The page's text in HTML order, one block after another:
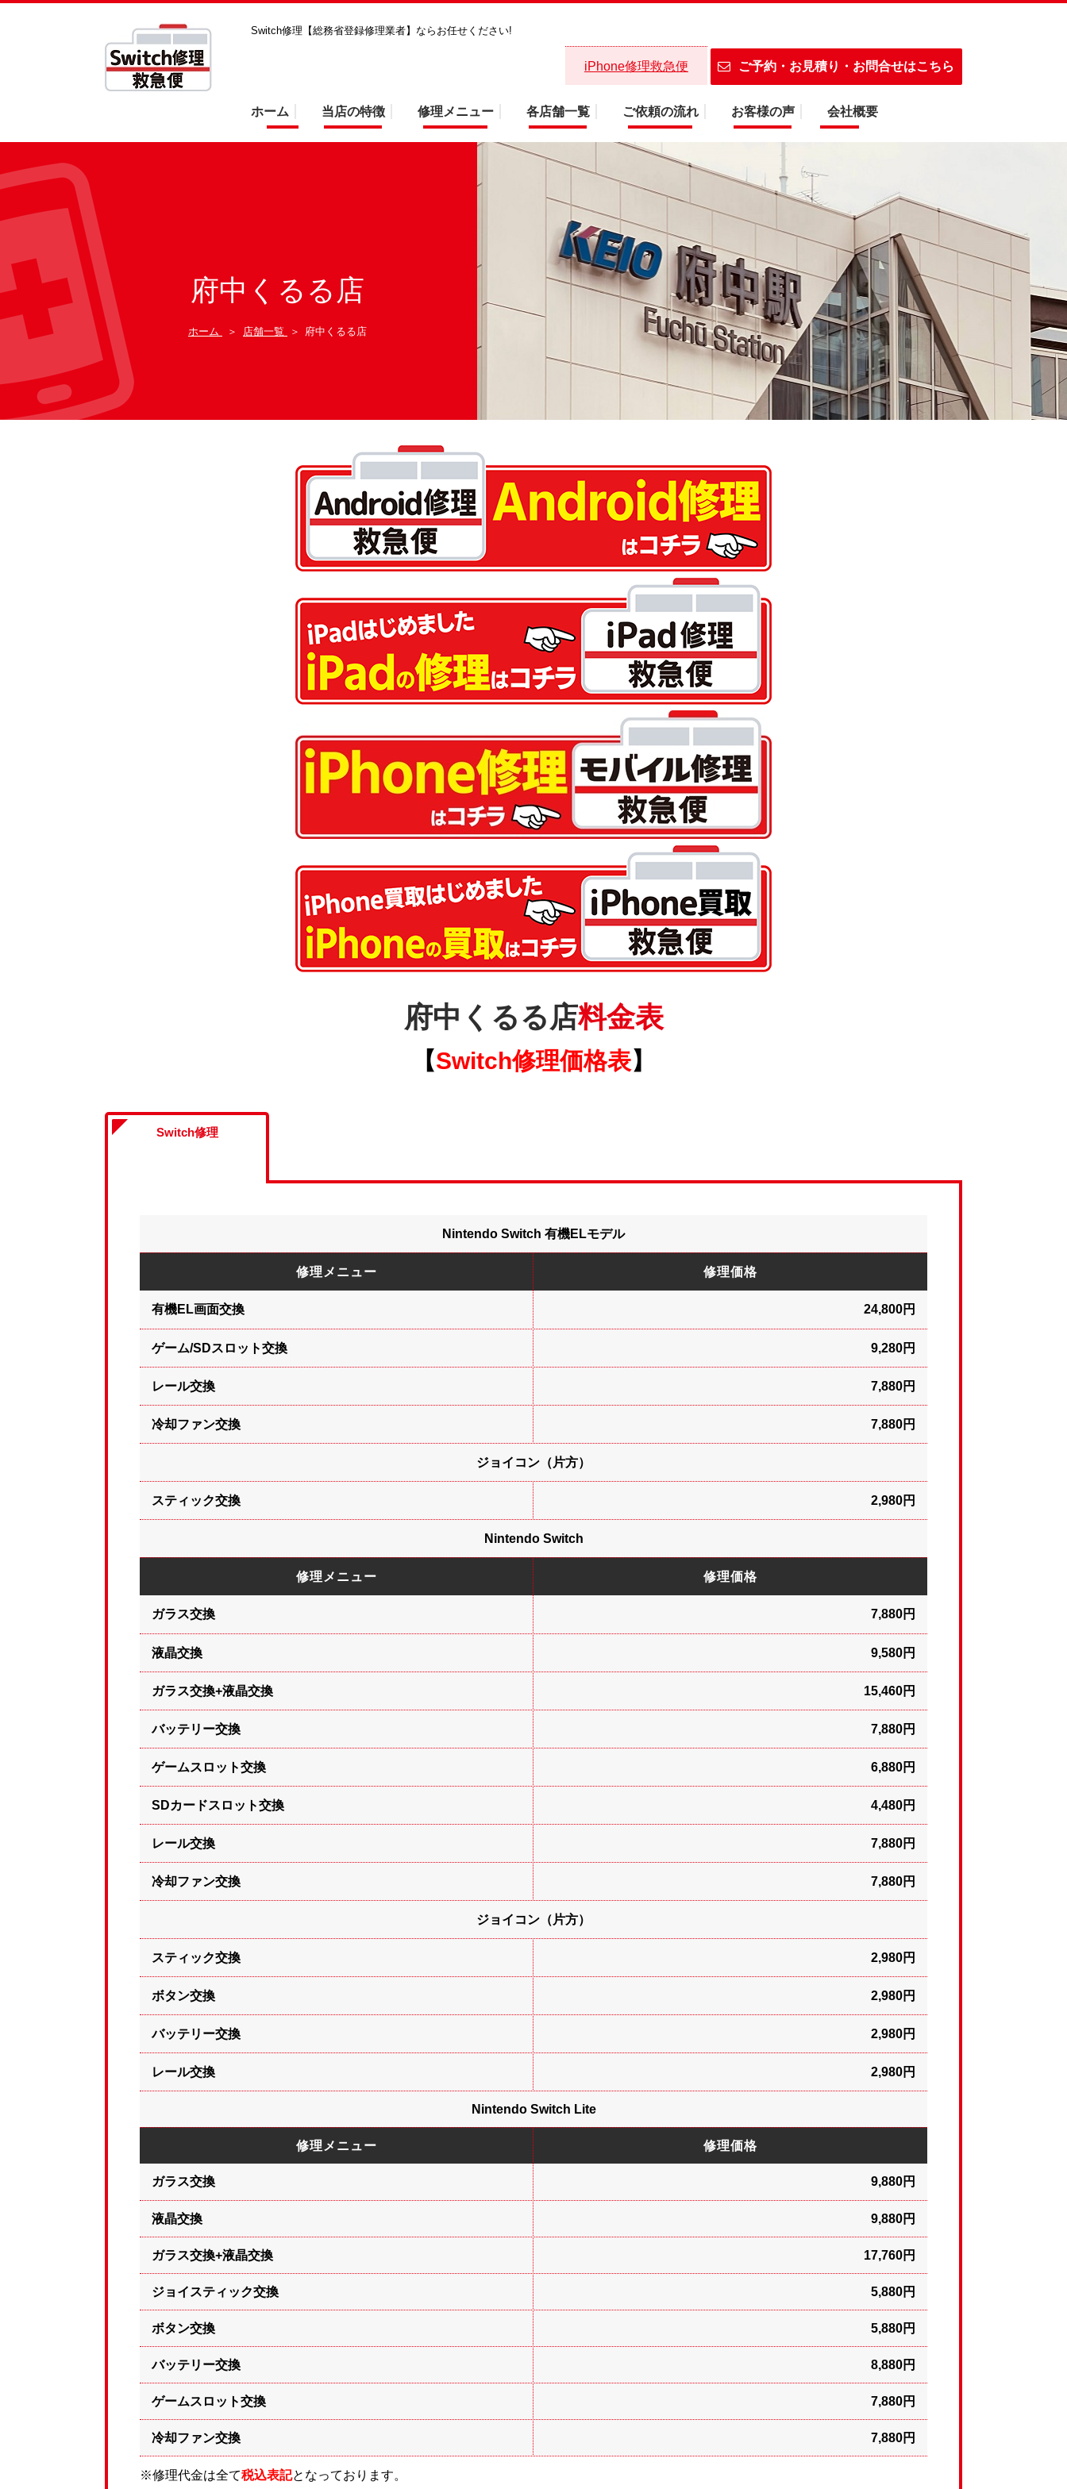
Switch修理【総務省登録修理業者】ならお任せください!
iPhone修理救急便 ご予約・お見積り・お問合せはこちら
ホーム 当店の特徴 修理メニュー 各店舗一覧 ご依頼の流れ お客様の声 会社概要
府中くるる店
ホーム ＞ 店舗一覧 ＞ 府中くるる店
府中くるる店料金表
【Switch修理価格表】
Switch修理
Nintendo Switch 有機ELモデル
修理メニュー 修理価格
有機EL画面交換 24,800円
ゲーム/SDスロット交換 9,280円
レール交換 7,880円
冷却ファン交換 7,880円
ジョイコン（片方）
スティック交換 2,980円
Nintendo Switch
修理メニュー 修理価格
ガラス交換 7,880円
液晶交換 9,580円
ガラス交換+液晶交換 15,460円
バッテリー交換 7,880円
ゲームスロット交換 6,880円
SDカードスロット交換 4,480円
レール交換 7,880円
冷却ファン交換 7,880円
ジョイコン（片方）
スティック交換 2,980円
ボタン交換 2,980円
バッテリー交換 2,980円
レール交換 2,980円
Nintendo Switch Lite
修理メニュー 修理価格
ガラス交換 9,880円
液晶交換 9,880円
ガラス交換+液晶交換 17,760円
ジョイスティック交換 5,880円
ボタン交換 5,880円
バッテリー交換 8,880円
ゲームスロット交換 7,880円
冷却ファン交換 7,880円
※修理代金は全て税込表記となっております。